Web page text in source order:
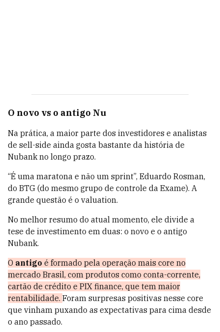
O novo vs o antigo Nu
Na prática, a maior parte dos investidores e analistas
de sell-side ainda gosta bastante da história de
Nubank no longo prazo.
“É uma maratona e não um sprint”, Eduardo Rosman,
do BTG (do mesmo grupo de controle da Exame). A
grande questão é o valuation.
No melhor resumo do atual momento, ele divide a
tese de investimento em duas: o novo e o antigo
Nubank.
O antigo é formado pela operação mais core no
mercado Brasil, com produtos como conta-corrente,
cartão de crédito e PIX finance, que tem maior
rentabilidade. Foram surpresas positivas nesse core
que vinham puxando as expectativas para cima desde
o ano passado.